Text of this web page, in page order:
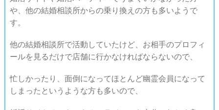
や、他の結婚相談所からの乗り換えの方も多いようで
す。
他の結婚相談所で活動していたけど、お相手のプロフィ
ールを見るだけで店舗に行かなければならないので、
忙しかったり、面倒になってほとんど幽霊会員になって
しまったというような方も多いので、